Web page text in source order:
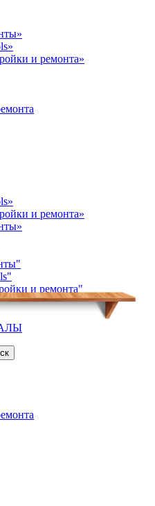
и ремонта»
и ремонта»
и ремонта"